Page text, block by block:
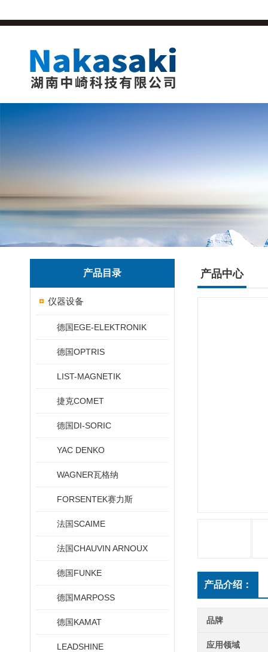
产品目录
仪器设备
德国EGE-ELEKTRONIK
德国OPTRIS
LIST-MAGNETIK
捷克COMET
德国DI-SORIC
YAC DENKO
WAGNER瓦格纳
FORSENTEK赛力斯
法国SCAIME
法国CHAUVIN ARNOUX
德国FUNKE
德国MARPOSS
德国KAMAT
LEADSHINE
产品中心
产品介绍：
品牌
应用领域